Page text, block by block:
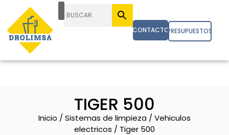
CONTACTOPRESUPUESTOS
TIGER 500
Inicio / Sistemas de limpieza / Vehiculos
electricos / Tiger 500